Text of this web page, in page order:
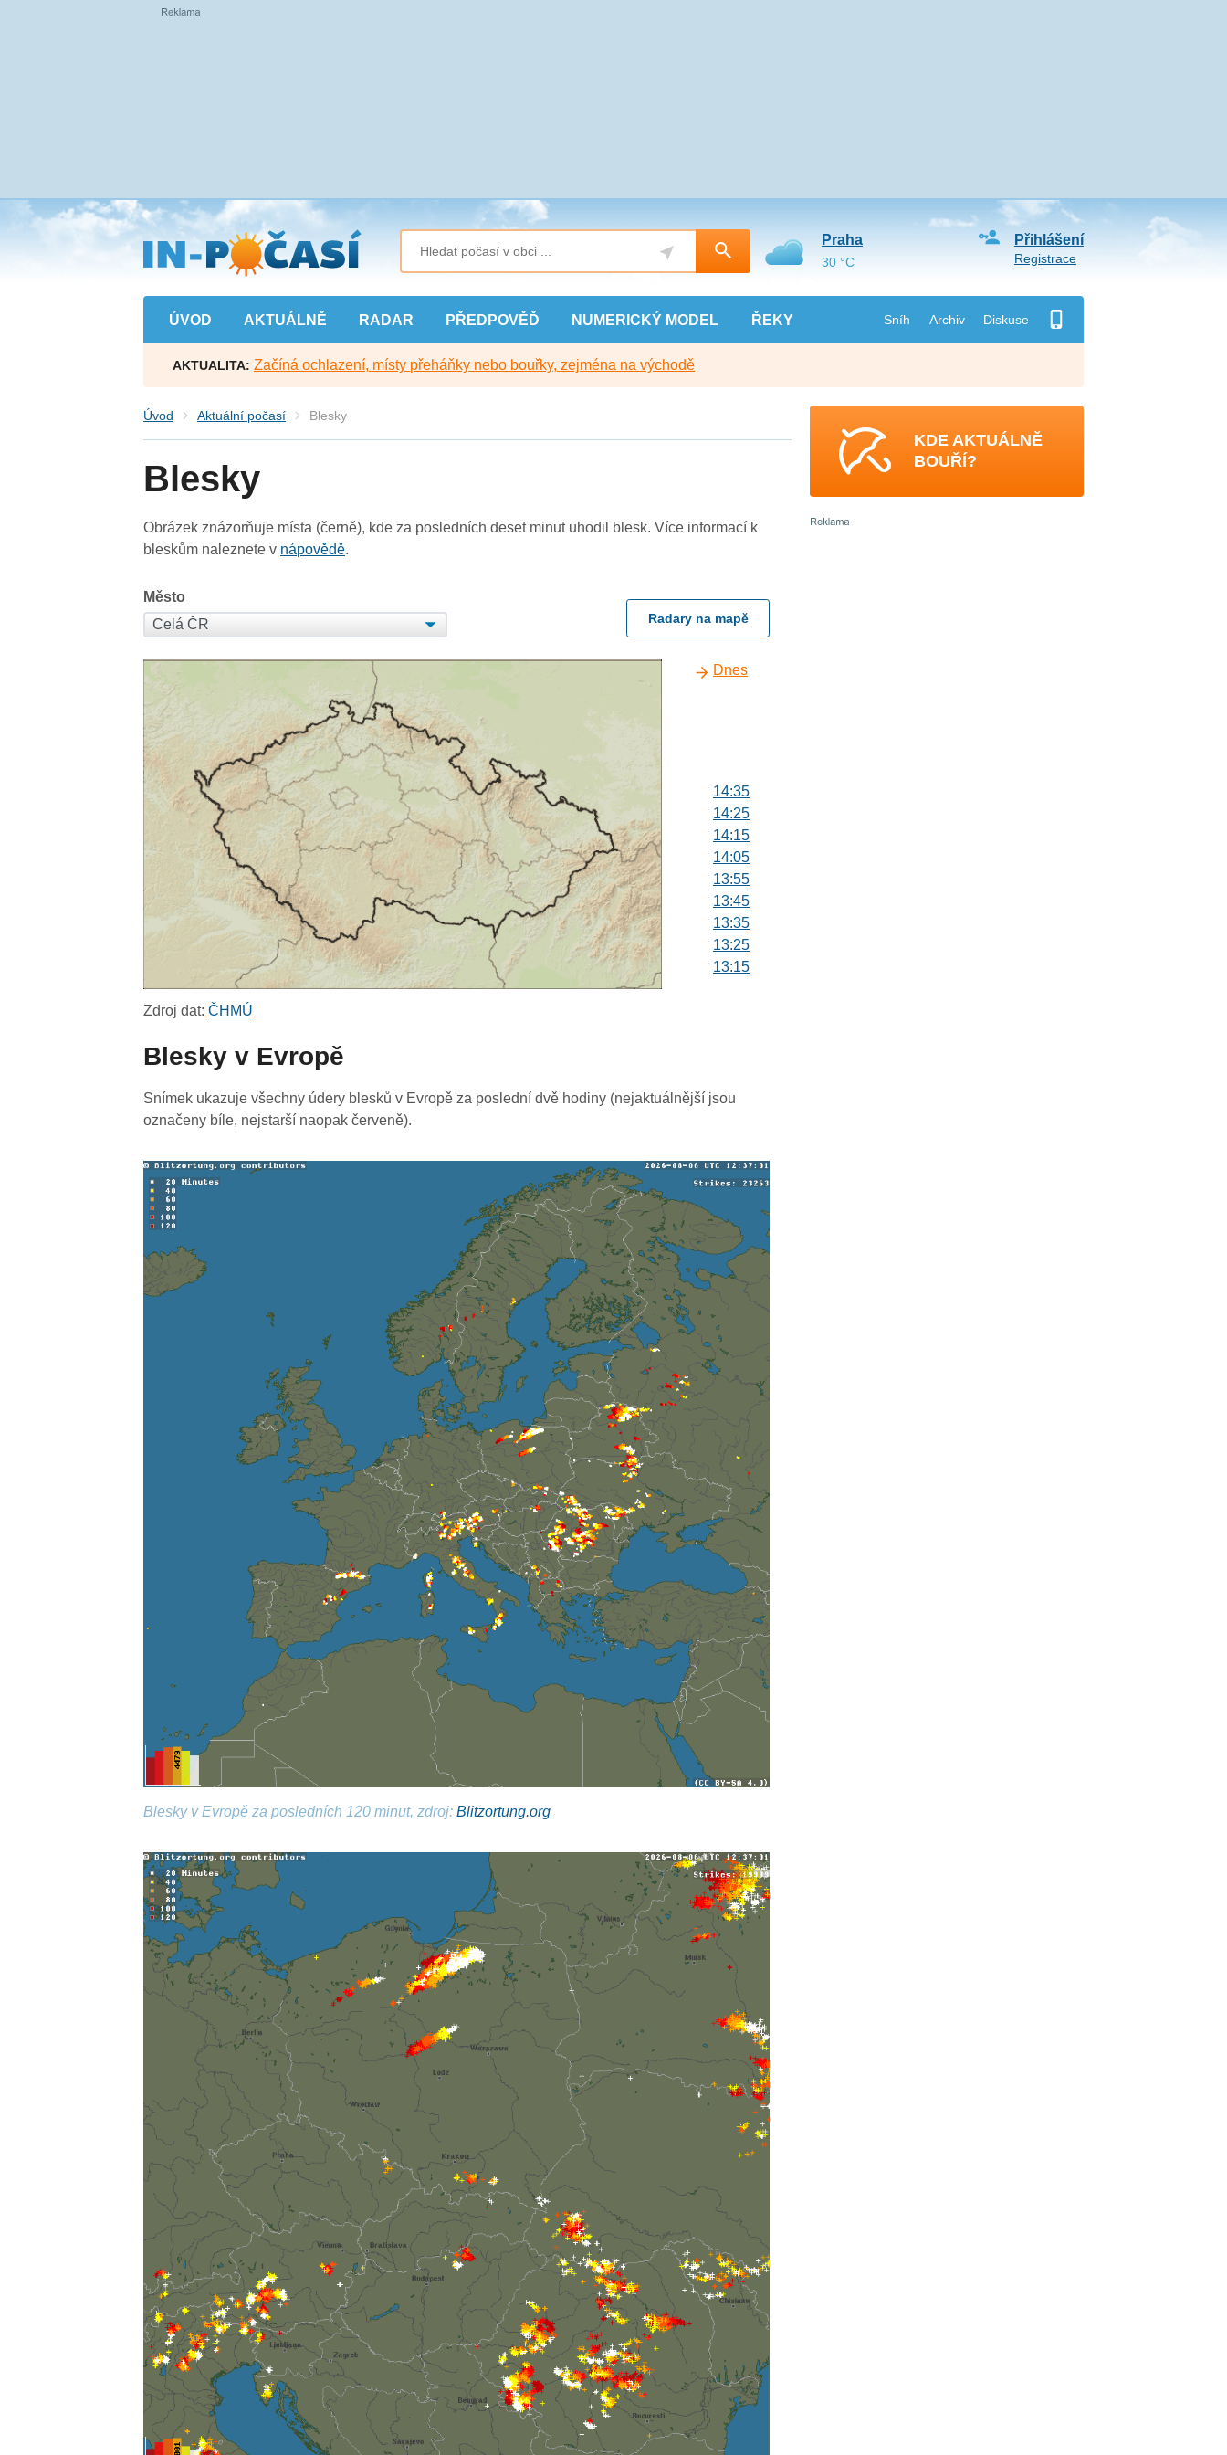
Přejít
na
hlavní
obsah
ÚVOD AKTUÁLNĚ RADAR PŘEDPOVĚĎ NUMERICKÝ MODEL ŘEKY Sníh Archiv Diskuse
Přihlášení
Registrace
Praha
30 °C
AKTUALITA: Začíná ochlazení, místy přeháňky nebo bouřky, zejména na východě
Úvod Aktuální počasí Blesky
Blesky
Obrázek znázorňuje místa (černě), kde za posledních deset minut uhodil blesk. Více informací k
bleskům naleznete v nápovědě.
Město
Radary na mapě
Dnes
14:35
14:25
14:15
14:05
13:55
13:45
13:35
13:25
13:15
12:15
11:45
11:35
Zdroj dat:ČHMÚ
Blesky v Evropě
Snímek ukazuje všechny údery blesků v Evropě za poslední dvě hodiny (nejaktuálnější jsou
označeny bíle, nejstarší naopak červeně).
Blesky v Evropě za posledních 120 minut, zdroj:Blitzortung.org
KDE AKTUÁLNĚ
BOUŘÍ?